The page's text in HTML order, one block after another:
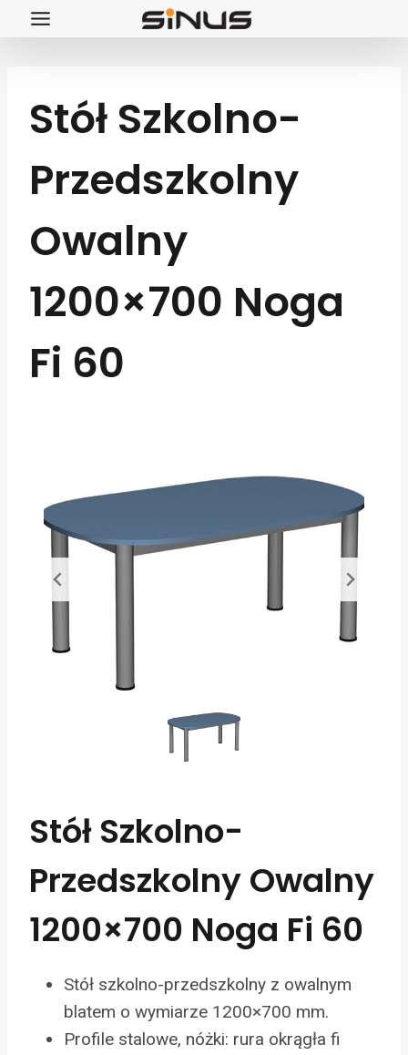
Przejdź
Stół Szkolno-
Przedszkolny
Owalny
1200×700 Noga
Fi 60
Stół Szkolno-
Przedszkolny Owalny
1200×700 Noga Fi 60
Stół szkolno-przedszkolny z owalnym
blatem o wymiarze 1200×700 mm.
Profile stalowe, nóżki: rura okrągła fi